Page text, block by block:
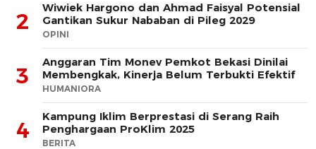
2
Wiwiek Hargono dan Ahmad Faisyal Potensial
Gantikan Sukur Nababan di Pileg 2029
OPINI
3
Anggaran Tim Monev Pemkot Bekasi Dinilai
Membengkak, Kinerja Belum Terbukti Efektif
HUMANIORA
4
Kampung Iklim Berprestasi di Serang Raih
Penghargaan ProKlim 2025
BERITA